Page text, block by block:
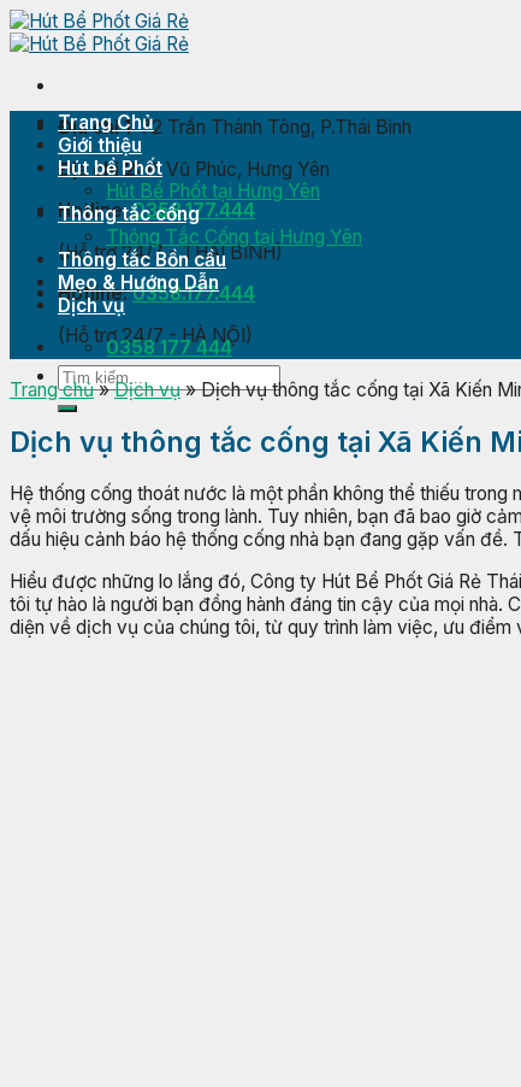
Skip
to
Địa chỉ 1:72 Trần Thánh Tông, P.Thái Bình
Địa chỉ 2:P. Vũ Phúc, Hưng Yên
Hotline: 0358.177.444
(Hỗ trợ 24/7 - THÁI BÌNH)
Hotline: 0358.177.444
(Hỗ trợ 24/7 - HÀ NỘI)
Trang Chủ
Giới thiệu
Hút bể Phốt
Hút Bể Phốt tại Hưng Yên
Thông tắc cống
Thông Tắc Cống tại Hưng Yên
Thông tắc Bồn cầu
Mẹo & Hướng Dẫn
Dịch vụ
0358 177 444
Trang chủ»Dịch vụ»Dịch vụ thông tắc cống tại Xã Kiến
Dịch vụ thông tắc cống tại Xã Kiến
Hệ thống cống thoát nước là một phần không thể thiếu
vệ môi trường sống trong lành. Tuy nhiên, bạn đã bao giờ
dấu hiệu cảnh báo hệ thống cống nhà bạn đang gặp vấn
Hiểu được những lo lắng đó, Công ty Hút Bể Phốt Giá Rẻ
tôi tự hào là người bạn đồng hành đáng tin cậy của mọi
diện về dịch vụ của chúng tôi, từ quy trình làm việc, ưu